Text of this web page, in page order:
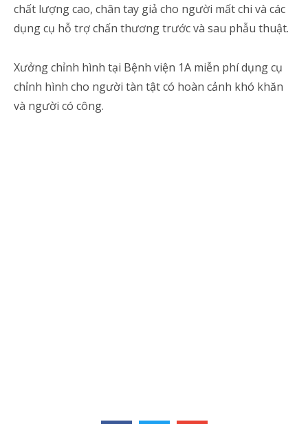
chất lượng cao, chân tay giả cho người mất chi và các
dụng cụ hỗ trợ chấn thương trước và sau phẫu thuật.
Xưởng chỉnh hình tại Bệnh viện 1A miễn phí dụng cụ
chỉnh hình cho người tàn tật có hoàn cảnh khó khăn
và người có công.